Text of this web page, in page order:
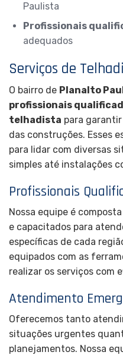
Paulista
Profissionais
adequados
Serviços de
O bairro de Planalto
profissionais
telhadista para
das construções. Esses
para lidar com diversas
simples até instalações
Profissionais
Nossa equipe é
e capacitados para
específicas de cada
equipados com as
realizar os serviços com
Atendimento
Oferecemos tanto
situações urgentes
planejamentos. Nossa